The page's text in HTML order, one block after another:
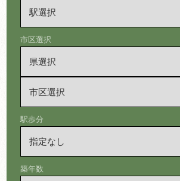
市区選択
駅歩分
築年数